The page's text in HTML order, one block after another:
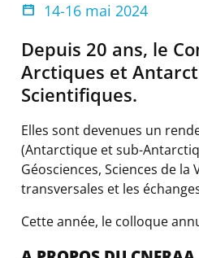
14-16 mai 2024
Depuis 20 ans, le
Arctiques et
Scientifiques.
Elles sont devenues un
(Antarctique et sub-
Géosciences, Sciences de
transversales et les
Cette année, le colloque